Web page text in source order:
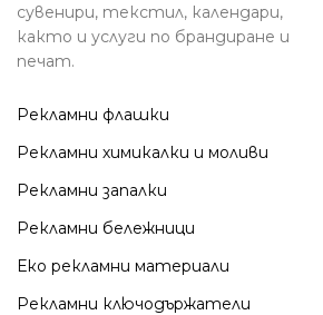
сувенири, текстил, календари,
както и услуги по брандиране и
печат.
Рекламни флашки
Рекламни химикалки и моливи
Рекламни запалки
Рекламни бележници
Еко рекламни материали
Рекламни ключодържатели